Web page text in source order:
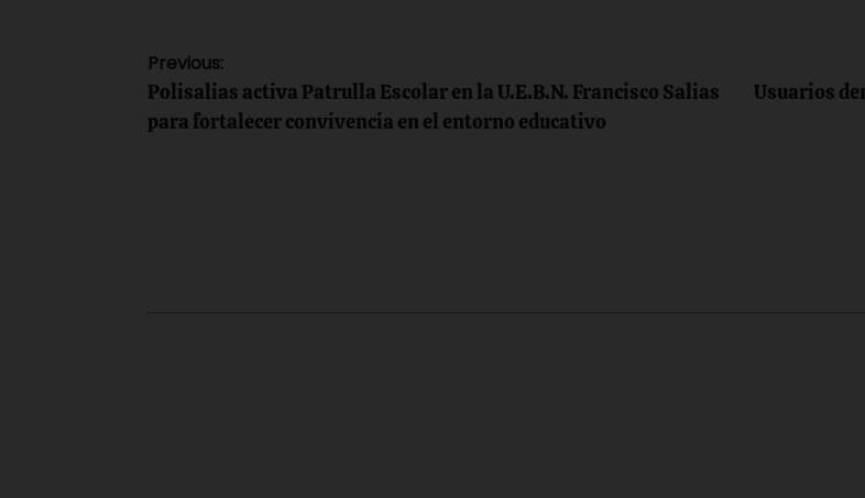
Navegación
de
Previous:
Polisalias activa Patrulla Escolar en la U.E.B.N. Francisco Salias
para fortalecer convivencia en el entorno educativo
Usuarios